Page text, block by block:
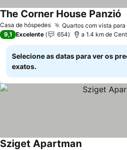
Casa de hóspedes Quartos com vista para
The Corner House Panzió
9,1 Excelente 654 a 1.4 km de
Selecione as datas para ver os
exatos.
Sziget Apartman